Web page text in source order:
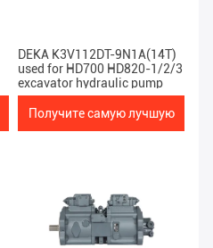
DEKA K3V112DT-9N1A(14T)
used for HD700 HD820-1/2/3
excavator hydraulic pump
Получите самую лучшую